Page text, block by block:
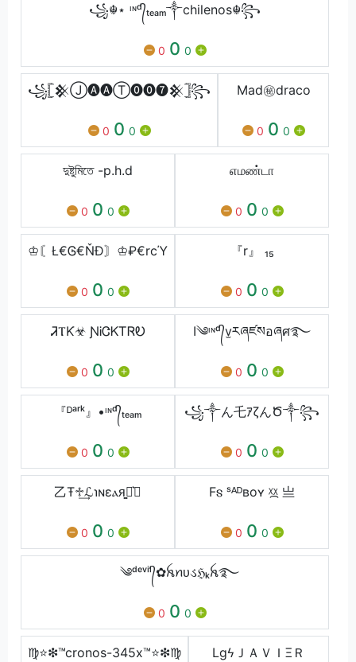
꧁☬⋆ ᶦᶰᵈ᭄ₜₑₐₘ༒chilenos☬꧂
0 0 0
꧁𓊈𒆜Ⓙ🅐🅐Ⓣ⓿⓿❼𒆜𓊉꧂
0 0 0
Mad㊙draco
0 0 0
দুষ্টুমিতে -p.h.d
0 0 0
எமண்டா
0 0 0
♔〘Ł€Ꮆ€ŇĐ〙♔₽€rcΎ
0 0 0
『r』 ₁₅
0 0 0
ᏘⲦƘ☣ ƝᎥᏣᏦᎢᏒᎧ
0 0 0
I༄ᶦᶰᵈ᭄v̫རཞཛསอཞศ࿐
0 0 0
『ᴰᵃʳᵏ』•ᶦᶰᵈ᭄ₜₑₐₘ
0 0 0
꧁༒ん乇ｱζんԾ༒꧂
0 0 0
⼄Ŧ♱͢ℒ℩ɴɛⲁᴙ͚༟͛✧
0 0 0
F𐍃 ˢᴬᴰʙoʏ ᵡ᷼ᵡ 亗
0 0 0
⠀༄ᵈᵉᵛⁱˡ᭄✿ꫝꪀᴜડℌₖꫝ࿐
0 0 0
♍⭐❇™cronos-345x™⭐❇♍ LgㅤϟㅤＪＡＶＩΞＲ